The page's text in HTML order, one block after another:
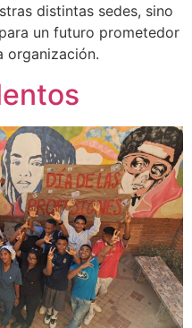
distintas sedes, sino
un futuro prometedor
organización.